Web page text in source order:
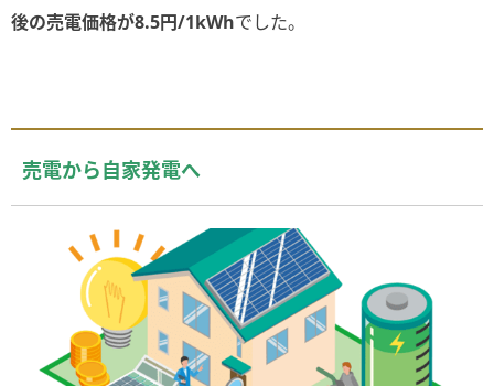
後の売電価格が8.5円/1kWhでした。
売電から自家発電へ